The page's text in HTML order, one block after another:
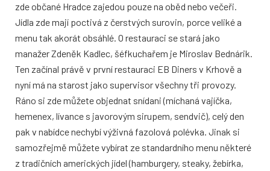
zde občané Hradce zajedou pouze na oběd nebo večeři.
Jídla zde mají poctivá z čerstvých surovin, porce veliké a
menu tak akorát obsáhlé. O restauraci se stará jako
manažer Zdeněk Kadlec, šéfkuchařem je Miroslav Bednárik.
Ten začínal právě v první restauraci EB Diners v Krhově a
nyní má na starost jako supervisor všechny tři provozy.
Ráno si zde můžete objednat snídani (míchaná vajíčka,
hemenex, lívance s javorovým sirupem, sendvič), celý den
pak v nabídce nechybí výživná fazolová polévka. Jinak si
samozřejmě můžete vybírat ze standardního menu některé
z tradičních amerických jídel (hamburgery, steaky, žebírka,